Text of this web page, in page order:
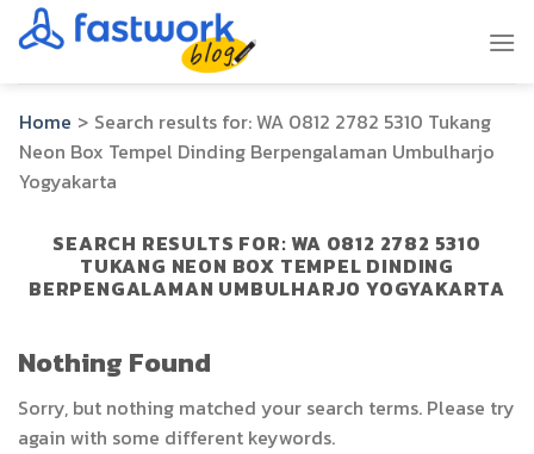
Skip
to
Home > Search results for:WA 0812 2782 5310 Tukang
Neon Box Tempel Dinding Berpengalaman Umbulharjo
Yogyakarta
SEARCH RESULTS FOR: WA 0812 2782 5310
TUKANG NEON BOX TEMPEL DINDING
BERPENGALAMAN UMBULHARJO YOGYAKARTA
Nothing Found
Sorry, but nothing matched your search terms. Please try
again with some different keywords.